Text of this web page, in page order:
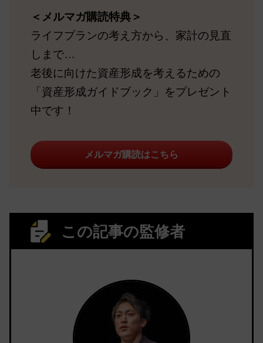
＜メルマガ購読特典＞
ライフプランの考え方から、家計の見直
しまで…
老後に向けた資産形成を考えるための
「資産形成ガイドブック」をプレゼント
中です！
メルマガ購読はこちら
この記事の監修者